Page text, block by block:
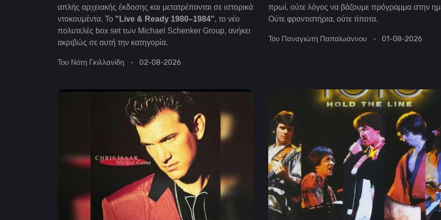
απλής αρχειακής έκδοσης και μετατρέπονται σε ιστορικά
ντοκουμέντα. Το "Live & Ready 1980–1984", το νέο
πολυτελές box set των Michael Schenker Group, ανήκει
ακριβώς σε αυτή την κατηγορία.
Του Νότη Γκιλλανίδη 02-08-2026
πρωί, ούτε λόγος να βάζουμε πρόγραμμα στην
Ούτε φροντιστήρια, ούτε τίποτα.
Του Παναγιώτη Παπαϊωάννου 01-08-2026